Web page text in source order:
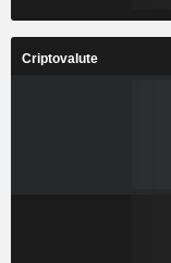
Criptovalute